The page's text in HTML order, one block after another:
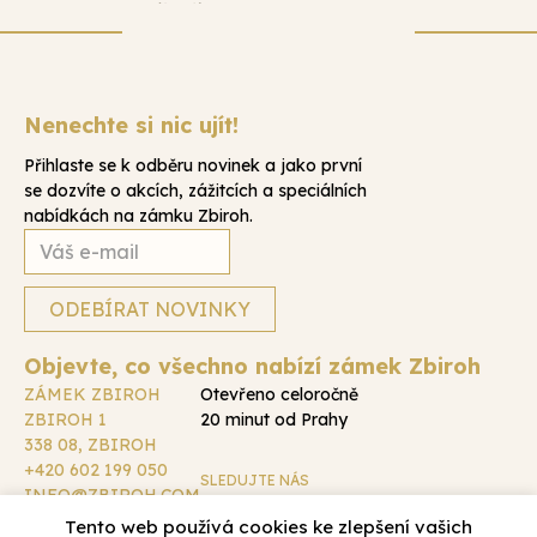
Nenechte si nic ujít!
Přihlaste se k odběru novinek a jako první
se dozvíte o akcích, zážitcích a speciálních
nabídkách na zámku Zbiroh.
Objevte, co všechno nabízí zámek Zbiroh
ZÁMEK ZBIROH
ZBIROH 1
338 08, ZBIROH
+420 602 199 050
INFO@ZBIROH.COM
DALŠÍ KONTAKTY
Otevřeno celoročně
20 minut od Prahy
SLEDUJTE NÁS
Tento web používá cookies ke zlepšení vašich